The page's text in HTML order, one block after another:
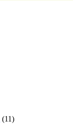
(11)